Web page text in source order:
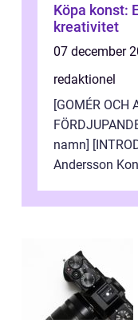
Köpa konst:
kreativitet
07 december
redaktionel
[GOMÉR OCH
namn]
Andersson
och sälj...